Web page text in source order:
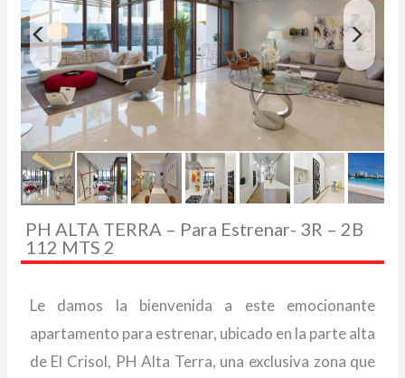
PH ALTA TERRA – Para Estrenar- 3R – 2B
112 MTS 2
Le damos la bienvenida a este emocionante
apartamento para estrenar, ubicado en la parte alta
de El Crisol, PH Alta Terra, una exclusiva zona que